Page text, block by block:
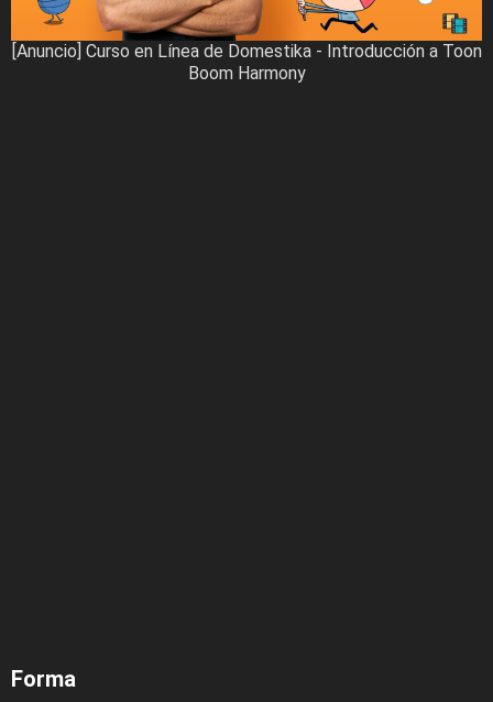
[Anuncio] Curso en Línea de Domestika - Introducción a Toon
Boom Harmony
Forma